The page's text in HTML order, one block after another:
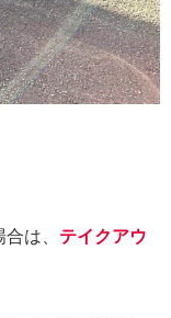
は、 テイクアウ